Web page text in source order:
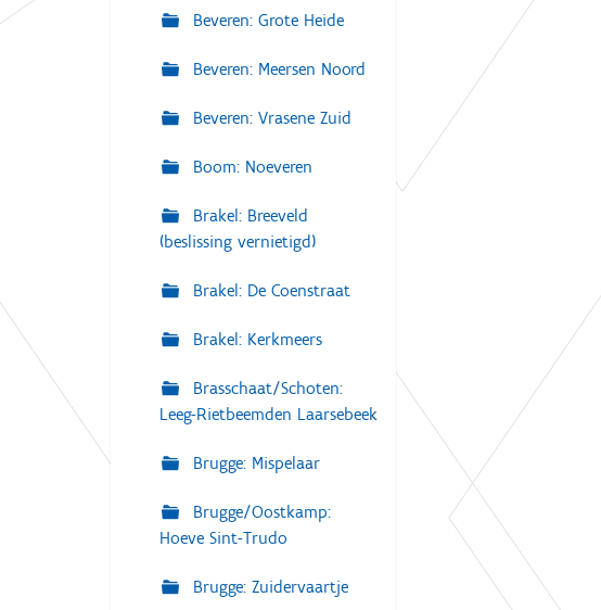
Beveren: Grote Heide
Beveren: Meersen Noord
Beveren: Vrasene Zuid
Boom: Noeveren
Brakel: Breeveld
(beslissing vernietigd)
Brakel: De Coenstraat
Brakel: Kerkmeers
Brasschaat/Schoten:
Leeg-Rietbeemden Laarsebeek
Brugge: Mispelaar
Brugge/Oostkamp:
Hoeve Sint-Trudo
Brugge: Zuidervaartje